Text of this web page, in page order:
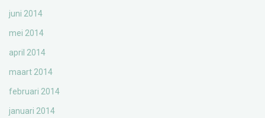
juni 2014
mei 2014
april 2014
maart 2014
februari 2014
januari 2014